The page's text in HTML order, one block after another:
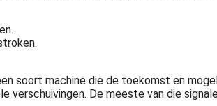
soort machine die de toekomst en
verschuivingen. De meeste van die